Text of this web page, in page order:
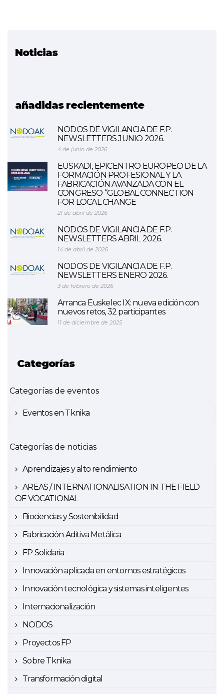
Noticias
añadidas recientemente
NODOS DE VIGILANCIA DE F.P.
NEWSLETTERS JUNIO 2026.
4 de junio de 2026
EUSKADI, EPICENTRO EUROPEO DE LA
FORMACIÓN PROFESIONAL Y LA
FABRICACIÓN AVANZADA CON EL
CONGRESO “GLOBAL CONNECTION
FOR LOCAL CHANGE
21 de abril de 2026
NODOS DE VIGILANCIA DE F.P.
NEWSLETTERS ABRIL 2026.
14 de abril de 2026
NODOS DE VIGILANCIA DE F.P.
NEWSLETTERS ENERO 2026.
3 de febrero de 2026
Arranca Euskelec IX: nueva edición con
nuevos retos, 32 participantes
11 de diciembre de 2025
Categorías
Categorías de eventos
Eventos en Tknika
Categorías de noticias
Aprendizajes y alto rendimiento
AREAS / INTERNATIONALISATION IN THE FIELD
OF VOCATIONAL
Biociencias y Sostenibilidad
Fabricación Aditiva Metálica
FP Solidaria
Innovación aplicada en entornos estratégicos
Innovación tecnológica y sistemas inteligentes
Internacionalización
NODOS
Proyectos FP
Sobre Tknika
Transformación digital